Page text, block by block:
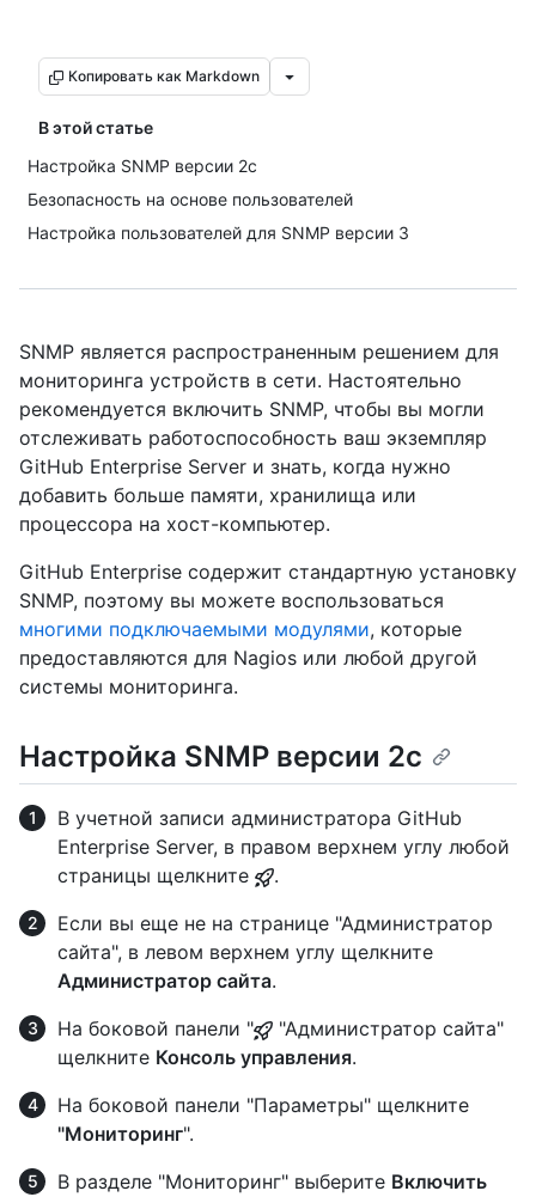
Копировать как Markdown
В этой статье
Настройка SNMP версии 2c
Безопасность на основе пользователей
Настройка пользователей для SNMP версии 3
SNMP является распространенным решением для
мониторинга устройств в сети. Настоятельно
рекомендуется включить SNMP, чтобы вы могли
отслеживать работоспособность ваш экземпляр
GitHub Enterprise Server и знать, когда нужно
добавить больше памяти, хранилища или
процессора на хост-компьютер.
GitHub Enterprise содержит стандартную установку
SNMP, поэтому вы можете воспользоваться
многими подключаемыми модулями, которые
предоставляются для Nagios или любой другой
системы мониторинга.
Настройка SNMP версии 2c
В учетной записи администратора GitHub
Enterprise Server, в правом верхнем углу любой
страницы щелкните
.
Если вы еще не на странице "Администратор
сайта", в левом верхнем углу щелкните
Администратор сайта.
На боковой панели "
"Администратор сайта"
щелкните Консоль управления.
На боковой панели "Параметры" щелкните
"Мониторинг".
В разделе "Мониторинг" выберите Включить